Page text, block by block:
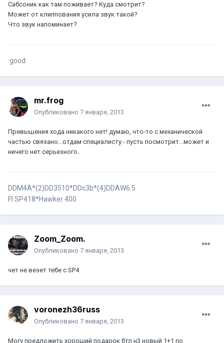
Сабсоник как там поживает? Куда смотрит?
Может от клиппования усила звук такой?
Что звук напоминает?
:good:
mr.frog
Опубликовано 7 января, 2013
Превышения хода никакого нет! думаю, что-то с механической
частью связано...отдам специалисту - пусть посмотрит...может и
ничего нет серьезного..
DDM4A*(2)DD3510*DDc3b*(4)DDАW6.5
FI SP418*Hawker 400
Zoom_Zoom.
Опубликовано 7 января, 2013
чет не везет тебе с SP4
voronezh36russ
Опубликовано 7 января, 2013
Могу предложить хороший подарок бтл н3 новый 1+1 по